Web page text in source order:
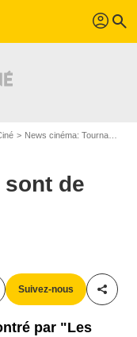
profil search
News cinéma: Tournages
de
Suivez-nous
par "Les